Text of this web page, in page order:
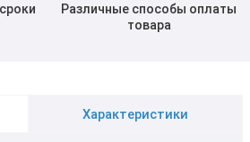
Различные способы оплаты
товара
Характеристики